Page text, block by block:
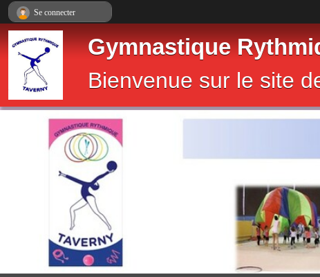
Gymnastique
Bienvenue sur le site
Se connecter
Panneau de gestion des cookies